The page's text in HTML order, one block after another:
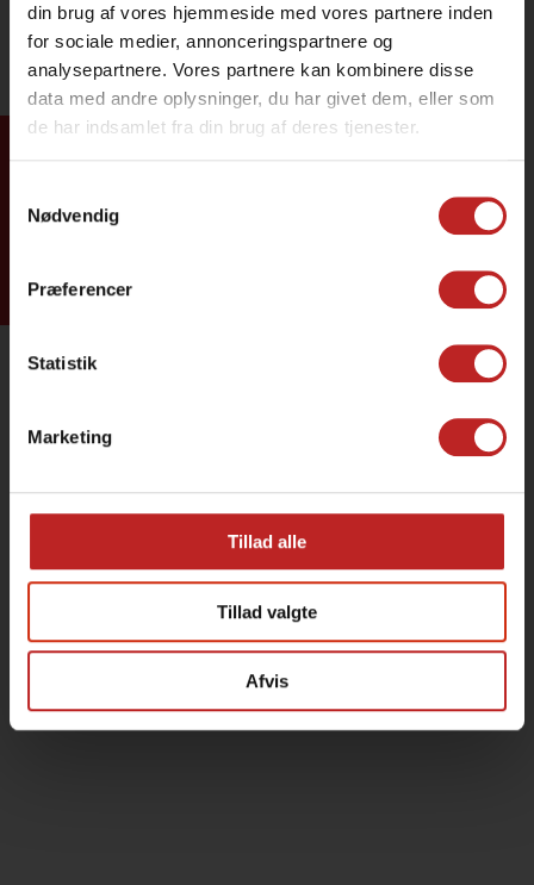
din brug af vores hjemmeside med vores partnere inden
for sociale medier, annonceringspartnere og
analysepartnere. Vores partnere kan kombinere disse
data med andre oplysninger, du har givet dem, eller som
de har indsamlet fra din brug af deres tjenester.
Nødvendig
Præferencer
Statistik
Marketing
Tillad alle
Tillad valgte
Afvis
Tilmeld dig